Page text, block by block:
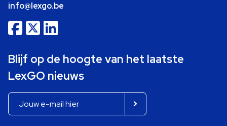
info@lexgo.be
Blijf op de hoogte van het laatste
LexGO nieuws